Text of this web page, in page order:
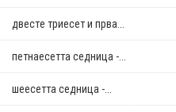
двестe триесет и прва...
петнаесетта седница -...
шеесетта седница -...